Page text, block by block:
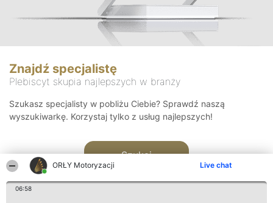
ORŁY Motoryzacji Live chat
06:58
Znajdź specjalistę
Plebiscyt skupia najlepszych w branży
Szukasz specjalisty w pobliżu Ciebie? Sprawdź naszą
wyszukiwarkę. Korzystaj tylko z usług najlepszych!
Szukaj